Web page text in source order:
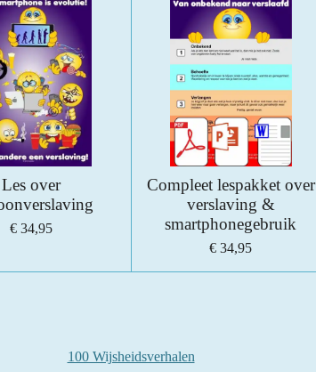
Les over
€ 34,95
Compleet lespakket over
verslaving &
smartphonegebruik
€ 34,95
100 Wijsheidsverhalen